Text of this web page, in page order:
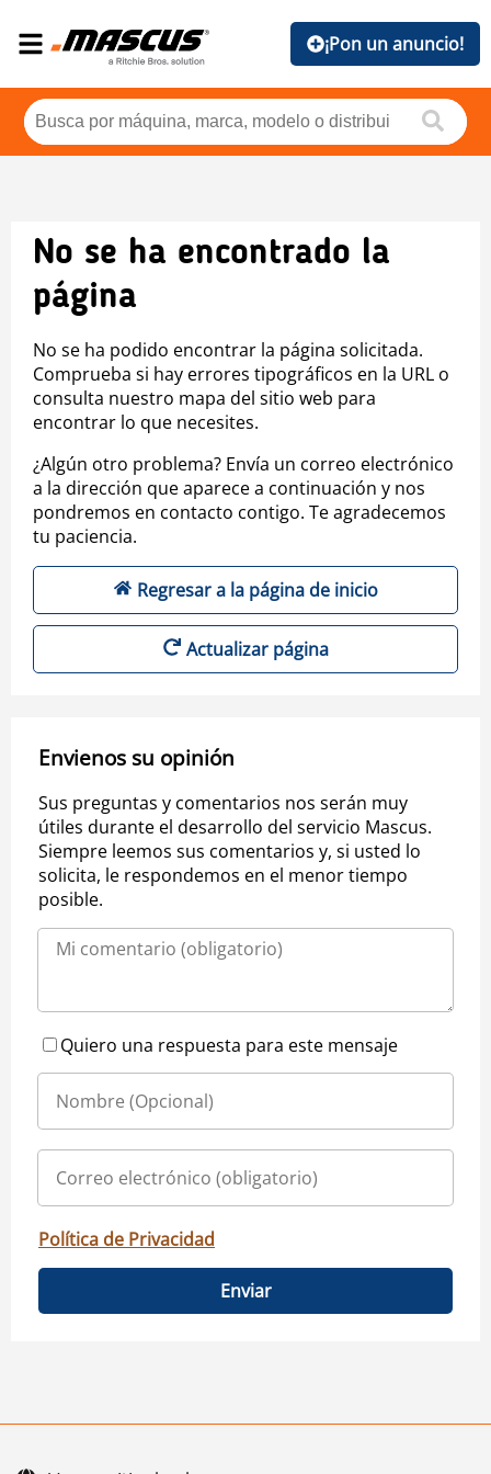
¡Pon un anuncio!
No se ha encontrado la
página
No se ha podido encontrar la página solicitada.
Comprueba si hay errores tipográficos en la URL o
consulta nuestro mapa del sitio web para
encontrar lo que necesites.
¿Algún otro problema? Envía un correo electrónico
a la dirección que aparece a continuación y nos
pondremos en contacto contigo. Te agradecemos
tu paciencia.
Regresar a la página de inicio
Actualizar página
Envienos su opinión
Sus preguntas y comentarios nos serán muy
útiles durante el desarrollo del servicio Mascus.
Siempre leemos sus comentarios y, si usted lo
solicita, le respondemos en el menor tiempo
posible.
Quiero una respuesta para este mensaje
Política de Privacidad
Enviar